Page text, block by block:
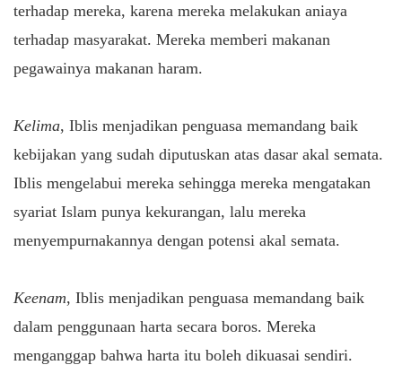
terhadap mereka, karena mereka melakukan aniaya
terhadap masyarakat. Mereka memberi makanan
pegawainya makanan haram.
Kelima, Iblis menjadikan penguasa memandang baik
kebijakan yang sudah diputuskan atas dasar akal semata.
Iblis mengelabui mereka sehingga mereka mengatakan
syariat Islam punya kekurangan, lalu mereka
menyempurnakannya dengan potensi akal semata.
Keenam, Iblis menjadikan penguasa memandang baik
dalam penggunaan harta secara boros. Mereka
menganggap bahwa harta itu boleh dikuasai sendiri.